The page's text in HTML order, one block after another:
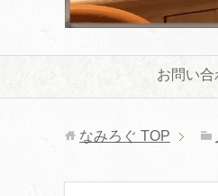
お問い合
なみろぐ TOP